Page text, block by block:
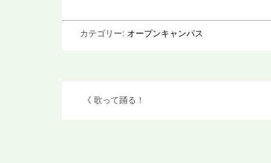
カテゴリー: オープンキャンパス
《 歌って踊る！